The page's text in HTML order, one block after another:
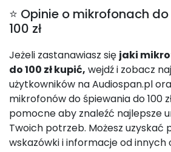
⭐ Opinie o mikrofonach
100 zł
Jeżeli zastanawiasz się jaki
do 100 zł kupić, wejdź i zobacz
użytkowników na Audiospan.pl
mikrofonów do śpiewania do 100
pomocne aby znaleźć najlepsze
Twoich potrzeb. Możesz uzyskać
wskazówki i informacje od innych